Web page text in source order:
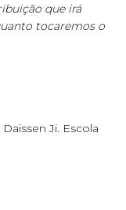
que irá
tocaremos o
Ji. Escola